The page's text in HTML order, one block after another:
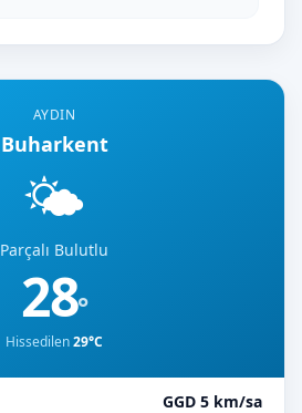
AYDIN
Buharkent
🌤️
Parçalı Bulutlu
28°
Hissedilen29°C
GGD 5 km/sa